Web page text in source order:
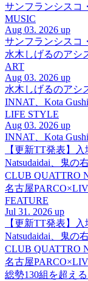
サンフランシスコ
MUSIC
Aug 03. 2026 up
サンフランシスコ
水木しげるのアシ
ART
Aug 03. 2026 up
水木しげるのアシ
INNAT、Kota
LIFE STYLE
Aug 03. 2026 up
INNAT、Kota
【更新TT発表】
Natsudaidai、鬼の
CLUB QUATTRO
名古屋
FEATURE
Jul 31. 2026 up
【更新TT発表】
Natsudaidai、鬼の
CLUB QUATTRO
名古屋
総勢130組を超え